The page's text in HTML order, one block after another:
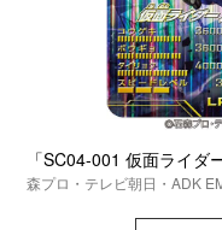
「SC04-001 仮面ライ
森プロ・テレビ朝日・ADK